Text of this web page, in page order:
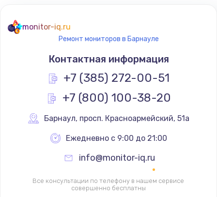
Восстановление дорожек платы
Заказать
350 руб.
Заказать
Настройка программного обеспечения
Заказать
monitor-iq.ru
Ремонт мониторов в Барнауле
Контактная информация
+7 (385) 272-00-51
+7 (800) 100-38-20
Барнаул, просп. Красноармейский, 51а
Ежедневно с 9:00 до 21:00
info@monitor-iq.ru
Все консультации по телефону в нашем сервисе
совершенно бесплатны